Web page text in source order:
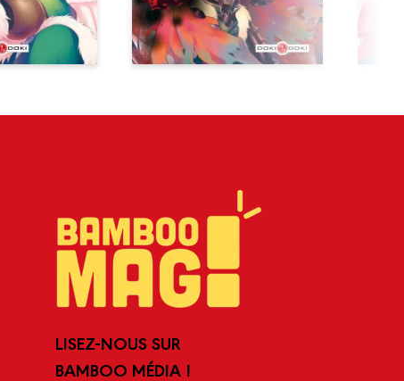
LISEZ-NOUS SUR
BAMBOO MÉDIA !